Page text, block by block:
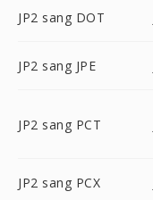
JP2 sang DOT
JP2 sang JPE
JP2 sang PCT
JP2 sang PCX